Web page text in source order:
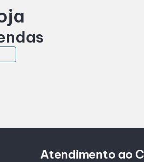
Atendimento ao